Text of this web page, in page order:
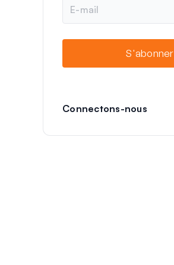
m
S'abonner
Connectons-nous